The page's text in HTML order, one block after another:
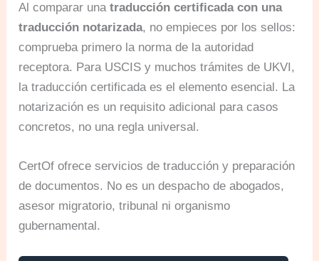
Al comparar unatraducción certificada con una
traducción notarizada, no empieces por los sellos:
comprueba primero la norma de la autoridad
receptora. Para USCIS y muchos trámites de UKVI,
la traducción certificada es el elemento esencial. La
notarización es un requisito adicional para casos
concretos, no una regla universal.
CertOf ofrece servicios de traducción y preparación
de documentos. No es un despacho de abogados,
asesor migratorio, tribunal ni organismo
gubernamental.